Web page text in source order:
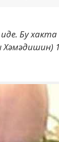
Бу
Хәмәдишин)